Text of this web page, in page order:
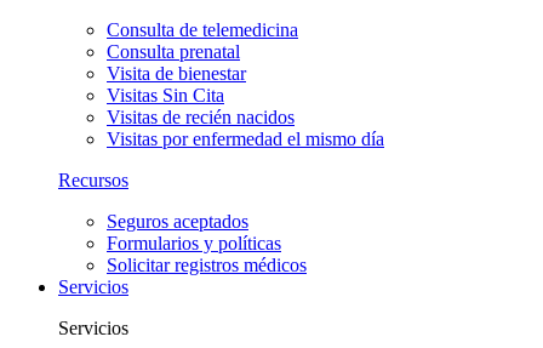
Consulta de telemedicina
Consulta prenatal
Visita de bienestar
Visitas Sin Cita
Visitas de recién nacidos
Visitas por enfermedad el mismo día
Recursos
Seguros aceptados
Formularios y políticas
Solicitar registros médicos
Servicios
Servicios